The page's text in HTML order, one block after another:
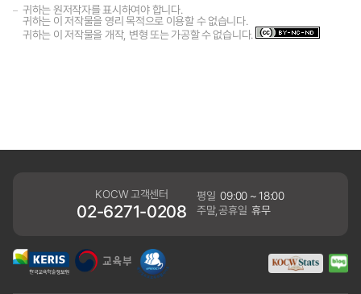
귀하는 원저작자를 표시하여야 합니다.
귀하는 이 저작물을 영리 목적으로 이용할 수 없습니다.
귀하는 이 저작물을 개작, 변형 또는 가공할 수 없습니다.
KOCW 고객센터
02-6271-0208
평일 09:00 ~ 18:00
주말,공휴일 휴무